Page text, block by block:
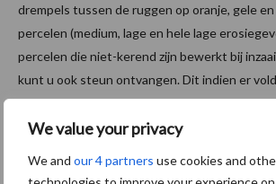
We value your privacy
We and our 4 partners use cookies and
drempels tussen de ruggen op oranje, gele
percelen (medium, lage en hele lage
percelen die niet-kerend zijn bewerkt bij
kunt u ook steun ontvangen. Dit indien er
gewasresten aanwezig zijn op het moment
bewerking. Deze tweede actie kan op oranje,